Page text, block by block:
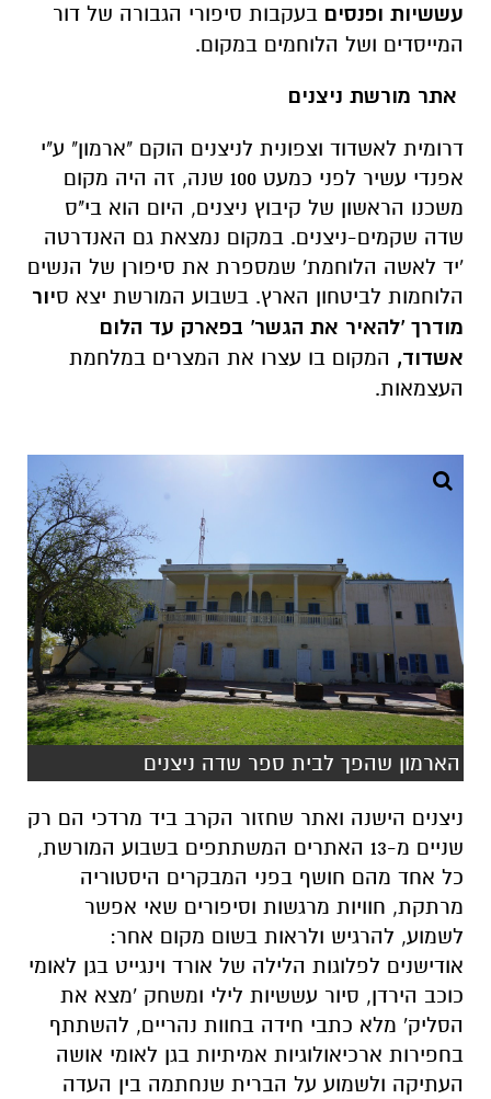
עששיות ופנסים בעקבות סיפורי הגבורה של דור
המייסדים ושל הלוחמים במקום.
אתר מורשת ניצנים
דרומית לאשדוד וצפונית לניצנים הוקם "ארמון" ע"י
אפנדי עשיר לפני כמעט 100 שנה, זה היה מקום
משכנו הראשון של קיבוץ ניצנים, היום הוא בי"ס
שדה שקמים-ניצנים. במקום נמצאת גם האנדרטה
'יד לאשה הלוחמת' שמספרת את סיפורן של הנשים
הלוחמות לביטחון הארץ. בשבוע המורשת יצא סיור
מודרך 'להאיר את הגשר' בפארק עד הלום
אשדוד, המקום בו עצרו את המצרים במלחמת
העצמאות.
הארמון שהפך לבית ספר שדה ניצנים
ניצנים הישנה ואתר שחזור הקרב ביד מרדכי הם רק
שניים מ-13 האתרים המשתתפים בשבוע המורשת,
כל אחד מהם חושף בפני המבקרים היסטוריה
מרתקת, חוויות מרגשות וסיפורים שאי אפשר
לשמוע, להרגיש ולראות בשום מקום אחר:
אודישנים לפלוגות הלילה של אורד וינגייט בגן לאומי
כוכב הירדן, סיור עששיות לילי ומשחק 'מצא את
הסליק' מלא כתבי חידה בחוות נהריים, להשתתף
בחפירות ארכיאולוגיות אמיתיות בגן לאומי אושה
העתיקה ולשמוע על הברית שנחתמה בין העדה